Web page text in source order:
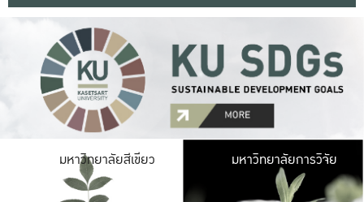
มหาวิทยาลัยสีเขียว มหาวิ
มีพื้นที่เขียวสดใส
มหาวิทยาลัยการวิจัย